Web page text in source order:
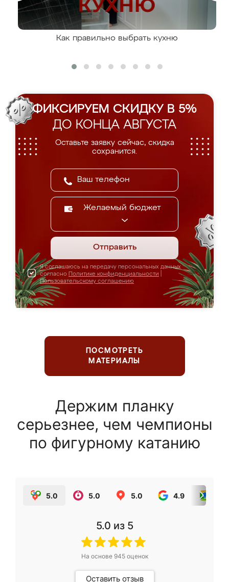
Как правильно выбрать кухню
ФИКСИРУЕМ СКИДКУ В 5%
ДО КОНЦА АВГУСТА
Оставьте заявку сейчас, скидка
сохранится.
Желаемый бюджет
Отправить
Я соглашаюсь на передачу персональных данных
согласно Политике конфиденциальности
Пользовательскому соглашению
ПОСМОТРЕТЬ
МАТЕРИАЛЫ
Держим планку
серьезнее, чем чемпионы
по фигурному катанию
5.0 5.0 5.0 4.9
5.0 из 5
На основе 945оценок
Оставить отзыв